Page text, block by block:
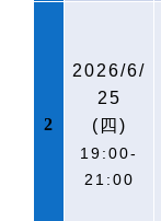
2
2026/6/
25
( 四)
19:00-
21:00